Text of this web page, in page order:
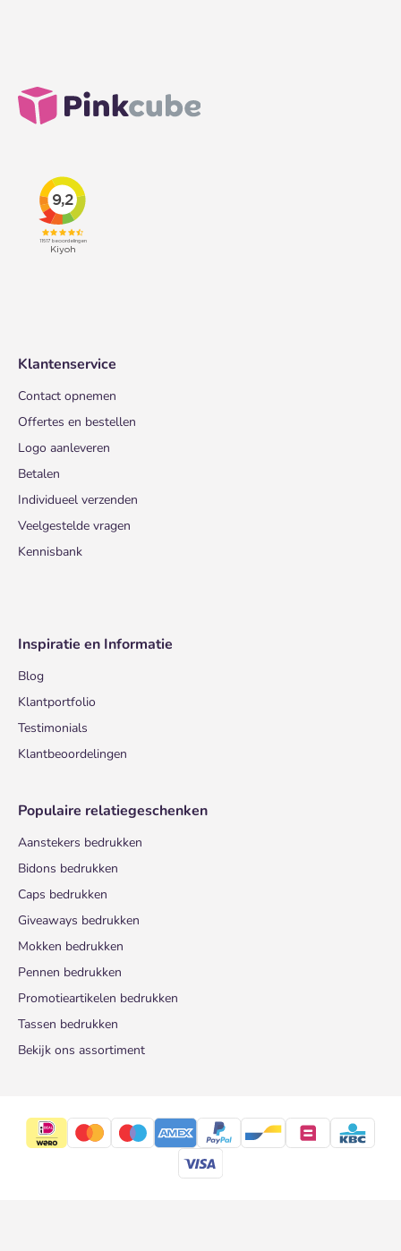
Klantenservice
Contact opnemen
Offertes en bestellen
Logo aanleveren
Betalen
Individueel verzenden
Veelgestelde vragen
Kennisbank
Inspiratie en Informatie
Blog
Klantportfolio
Testimonials
Klantbeoordelingen
Populaire relatiegeschenken
Aanstekers bedrukken
Bidons bedrukken
Caps bedrukken
Giveaways bedrukken
Mokken bedrukken
Pennen bedrukken
Promotieartikelen bedrukken
Tassen bedrukken
Bekijk ons assortiment